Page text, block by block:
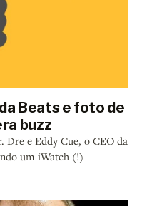
Beats e foto de
buzz
e Eddy Cue, o CEO da
um iWatch (!)